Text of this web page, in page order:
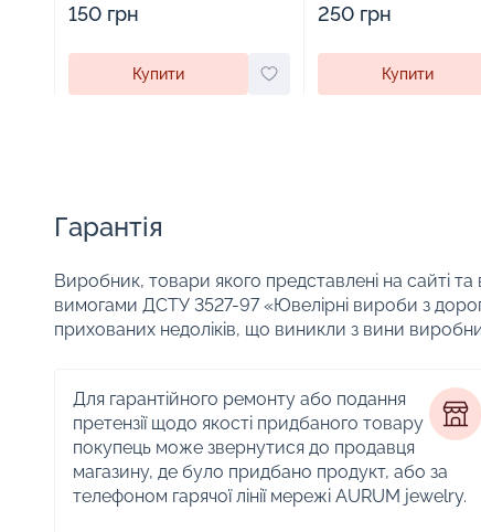
150 грн
Купити
250 грн
Купити
Гарантія
Виробник, товари якого представлені на сайті та
вимогами ДСТУ 3527-97 «Ювелірні вироби з
прихованих недоліків, що виникли з вини
Для гарантійного ремонту або подання
претензії щодо якості придбаного товару
покупець може звернутися до продавця
магазину, де було придбано продукт, або за
телефоном гарячої лінії мережі AURUM jewelry.